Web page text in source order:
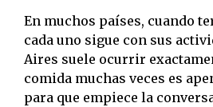
En muchos países, cuando
cada uno sigue con sus
Aires suele ocurrir
comida muchas veces es
para que empiece la